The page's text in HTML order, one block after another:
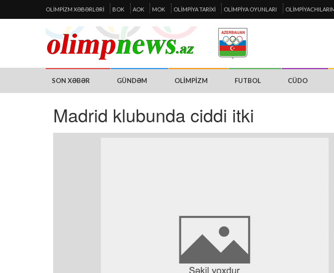
OLIMPIZM XƏBƏRLƏRI BOK AOK MOK OLIMPIYA TARIXI OLIMPIYA OYUNLARI
SON XƏBƏR GÜNDƏM OLIMPIZM FUTBOL CÜDO
Madrid klubunda ciddi itki